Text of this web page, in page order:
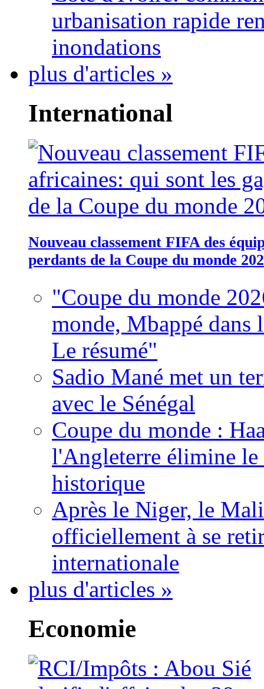
urbanisation rapide
inondations
plus d'articles »
International
Nouveau classement FIFA des
perdants de la Coupe du monde
"Coupe du monde
monde, Mbappé dans
Le résumé"
Sadio Mané met un
avec le Sénégal
Coupe du monde :
l'Angleterre élimine
historique
Après le Niger, le
officiellement à se
internationale
plus d'articles »
Economie